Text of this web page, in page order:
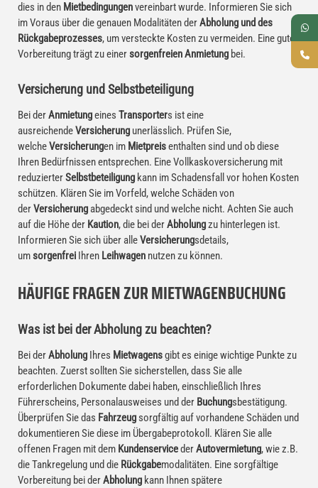
dies in den Mietbedingungenvereinbart wurde. Informieren Sie sich
im Voraus über die genauen Modalitäten derAbholung und des
Rückgabeprozesses, um versteckte Kosten zu vermeiden. Eine gute
Vorbereitung trägt zu einersorgenfreien Anmietung bei.
Versicherung und Selbstbeteiligung
Bei derAnmietungeines Transporters ist eine
ausreichendeVersicherung unerlässlich. Prüfen Sie,
welcheVersicherungen im Mietpreisenthalten sind und ob diese
Ihren Bedürfnissen entsprechen. Eine Vollkaskoversicherung mit
reduzierterSelbstbeteiligung kann im Schadensfall vor hohen Kosten
schützen. Klären Sie im Vorfeld, welche Schäden von
derVersicherung abgedeckt sind und welche nicht. Achten Sie auch
auf die Höhe der Kaution, die bei derAbholungzu hinterlegen ist.
Informieren Sie sich über alleVersicherungsdetails,
umsorgenfrei Ihren Leihwagen nutzen zu können.
HÄUFIGE FRAGEN ZUR MIETWAGENBUCHUNG
Was ist bei der Abholung zu beachten?
Bei derAbholung Ihres Mietwagensgibt es einige wichtige Punkte zu
beachten. Zuerst sollten Sie sicherstellen, dass Sie alle
erforderlichen Dokumente dabei haben, einschließlich Ihres
Führerscheins, Personalausweises und der Buchungsbestätigung.
Überprüfen Sie das Fahrzeug sorgfältig auf vorhandene Schäden und
dokumentieren Sie diese im Übergabeprotokoll. Klären Sie alle
offenen Fragen mit dem KundenservicederAutovermietung, wie z.B.
die Tankregelung und die Rückgabemodalitäten. Eine sorgfältige
Vorbereitung bei derAbholung kann Ihnen spätere